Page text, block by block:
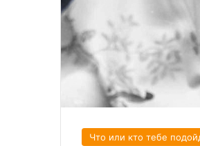
Что или кто тебе